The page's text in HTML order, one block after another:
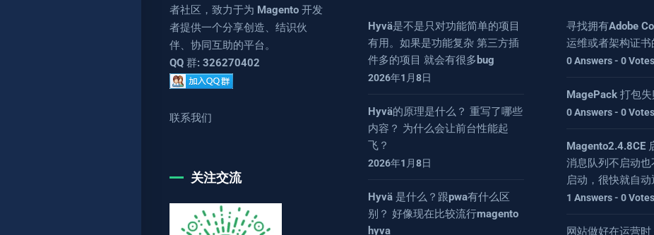
者社区，致力于为 Magento 开发
者提供一个分享创造、结识伙
伴、协同互助的平台。
QQ 群: 326270402
联系我们
关注交流
Hyvä是不是只对功能简单的项目
有用。如果是功能复杂 第三方插
件多的项目 就会有很多bug
2026年1月8日
Hyvä的原理是什么？ 重写了哪些
内容？ 为什么会让前台性能起
飞？
2026年1月8日
Hyvä 是什么？跟pwa有什么区
别？ 好像现在比较流行magento
hyva
寻找拥有Adobe
运维或者架构证书
0 Answers - 0 Votes
MagePack 打包失
0 Answers - 0 Votes
Magento2.4.8CE
消息队列不启动
启动，很快就自动
1 Answers - 0 Votes
网站做好在运营